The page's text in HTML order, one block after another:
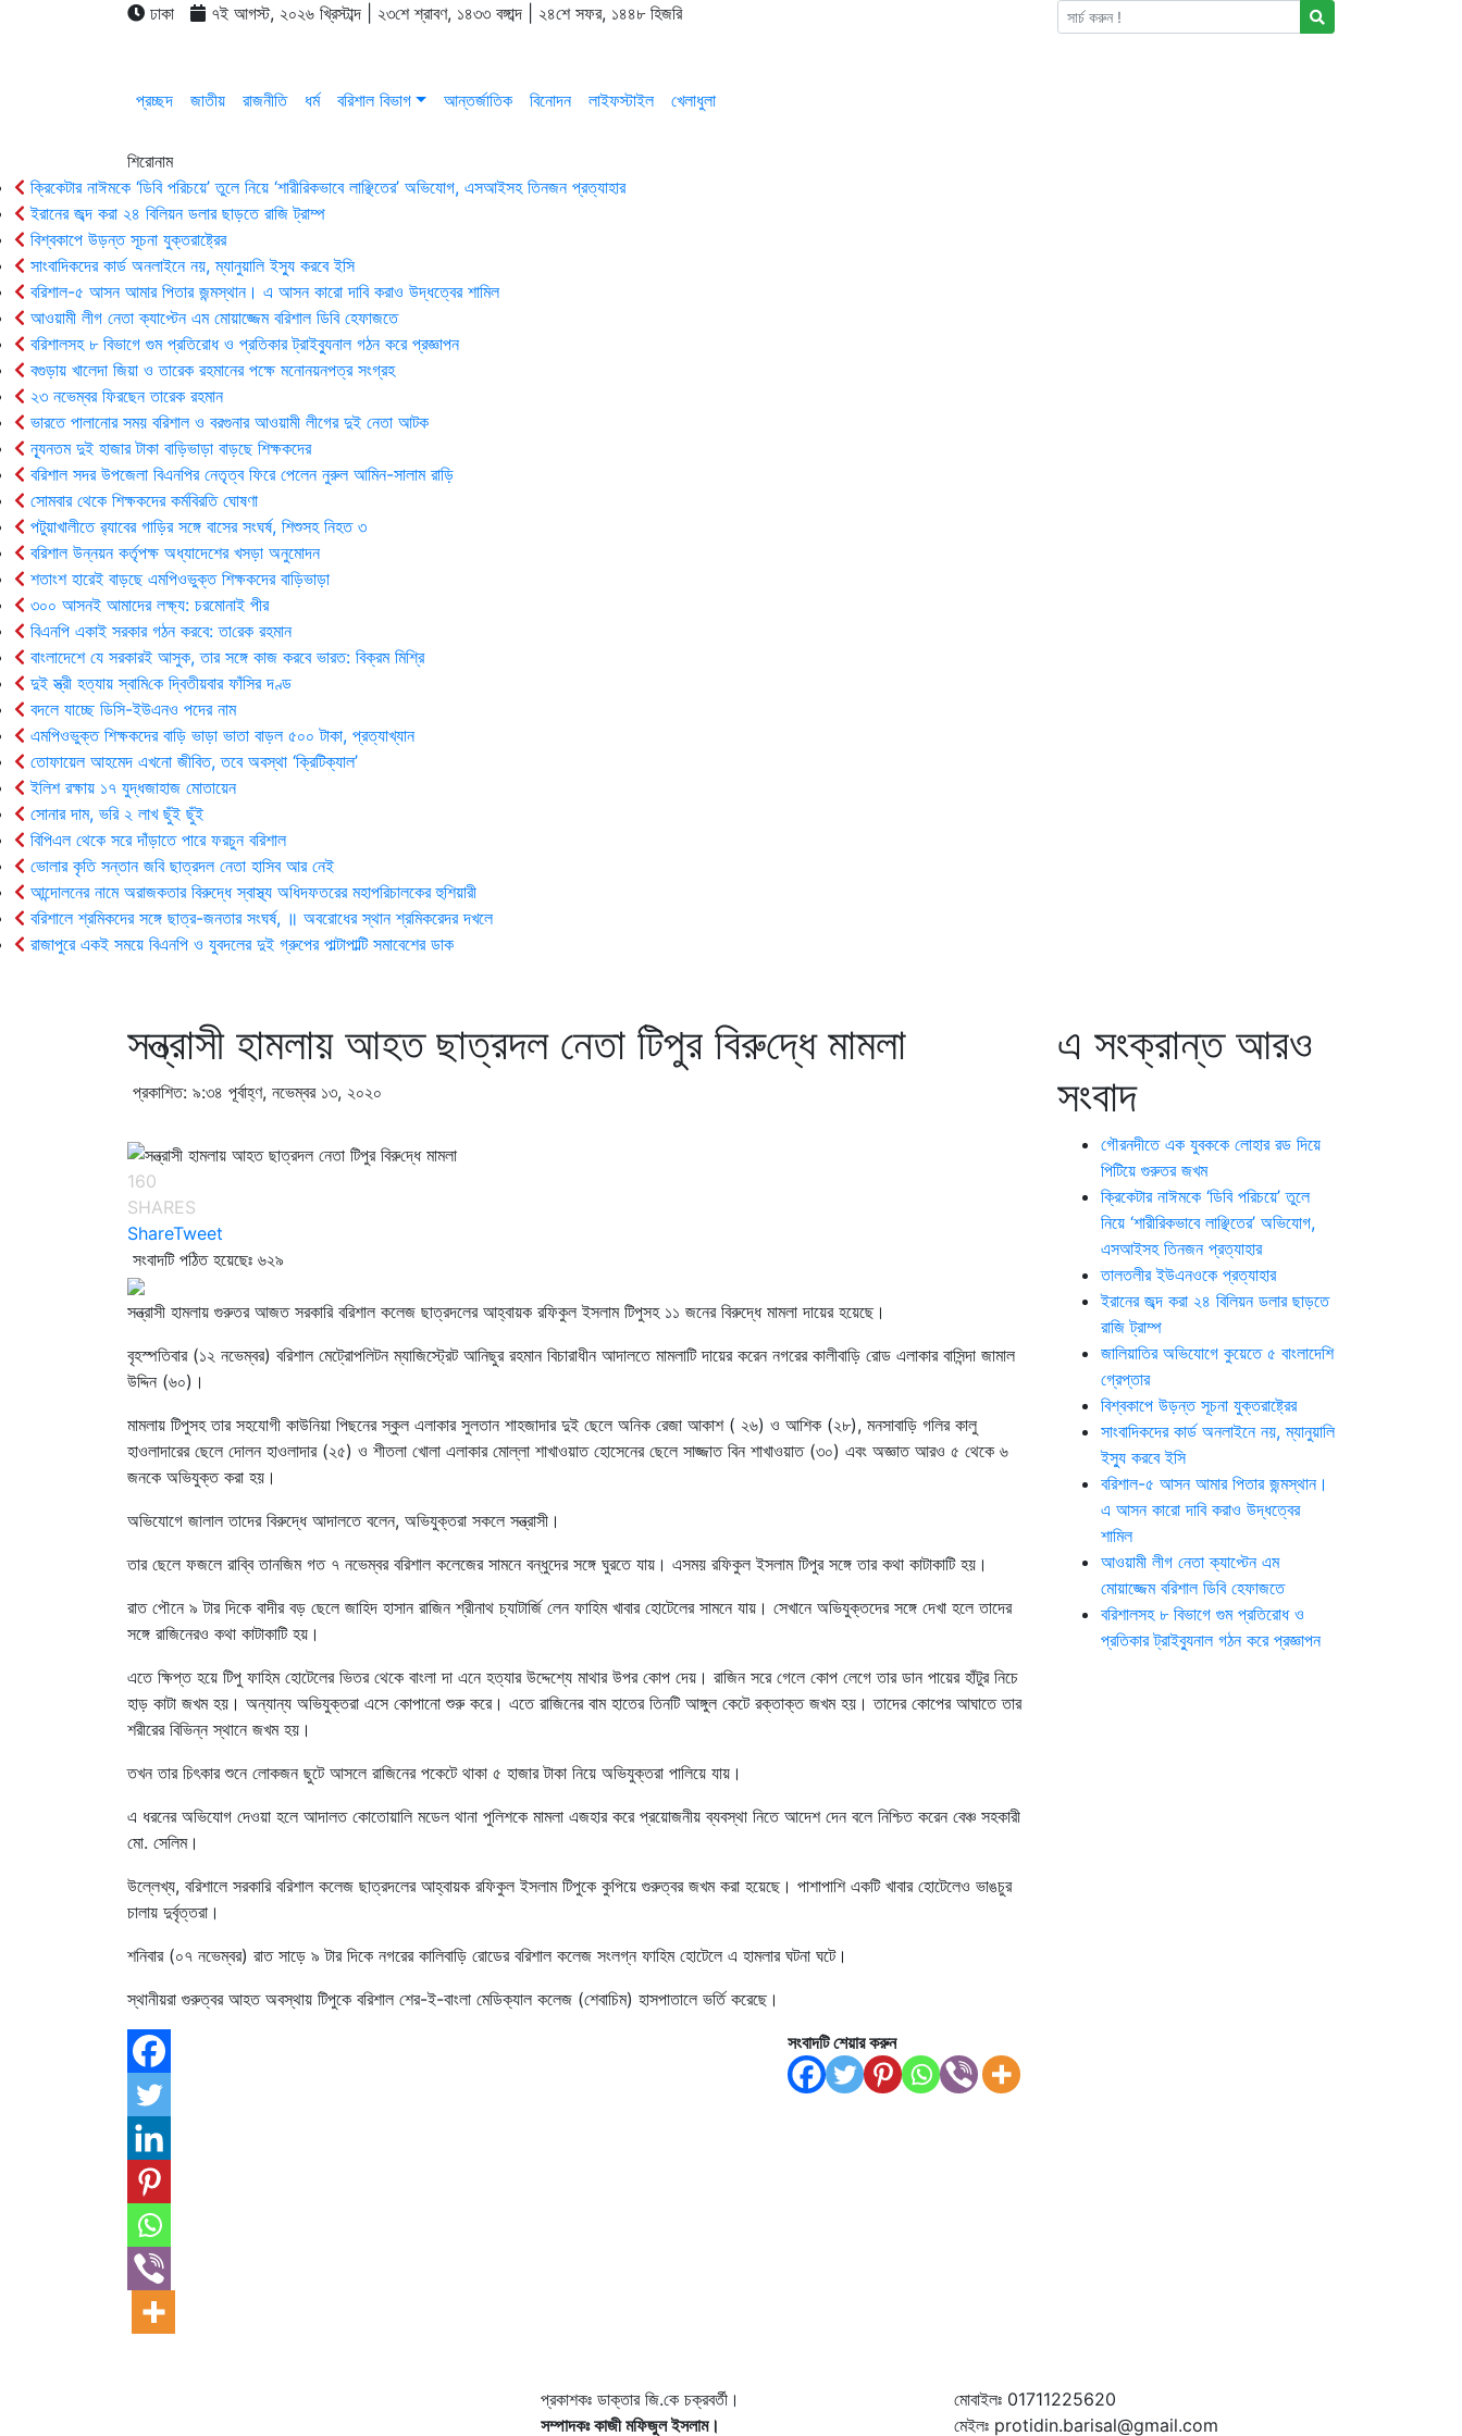
ঢাকা ৭ই আগস্ট, ২০২৬ খ্রিস্টাব্দ | ২৩শে শ্রাবণ, ১৪৩৩ বঙ্গাব্দ | ২৪শে সফর, ১৪৪৮ হিজরি
প্রচ্ছদ জাতীয় রাজনীতি ধর্ম বরিশাল বিভাগ আন্তর্জাতিক বিনোদন লাইফস্টাইল খেলাধুলা
শিরোনাম
ক্রিকেটার নাঈমকে ‘ডিবি পরিচয়ে’ তুলে নিয়ে ‘শারীরিকভাবে লাঞ্ছিতের’ অভিযোগ, এসআইসহ তিনজন প্রত্যাহার
ইরানের জব্দ করা ২৪ বিলিয়ন ডলার ছাড়তে রাজি ট্রাম্প
বিশ্বকাপে উড়ন্ত সূচনা যুক্তরাষ্ট্রের
সাংবাদিকদের কার্ড অনলাইনে নয়, ম্যানুয়ালি ইস্যু করবে ইসি
বরিশাল-৫ আসন আমার পিতার জন্মস্থান। এ আসন কারো দাবি করাও উদ্ধত্বের শামিল
আওয়ামী লীগ নেতা ক্যাপ্টেন এম মোয়াজ্জেম বরিশাল ডিবি হেফাজতে
বরিশালসহ ৮ বিভাগে গুম প্রতিরোধ ও প্রতিকার ট্রাইব্যুনাল গঠন করে প্রজ্ঞাপন
বগুড়ায় খালেদা জিয়া ও তারেক রহমানের পক্ষে মনোনয়নপত্র সংগ্রহ
২৩ নভেম্বর ফিরছেন তারেক রহমান
ভারতে পালানোর সময় ব‌রিশাল ও বরগুনার আওয়ামী লীগের দুই নেতা আটক
ন্যূনতম দুই হাজার টাকা বাড়িভাড়া বাড়ছে শিক্ষকদের
বরিশাল সদর উপজেলা বিএনপির নেতৃত্ব ফিরে পেলেন নুরুল আমিন-সালাম রাড়ি
সোমবার থেকে শিক্ষকদের কর্মবিরতি ঘোষণা
পটুয়াখালীতে র‍্যাবের গাড়ির সঙ্গে বাসের সংঘর্ষ, শিশুসহ নিহত ৩
বরিশাল উন্নয়ন কর্তৃপক্ষ অধ্যাদেশের খসড়া অনুমোদন
শতাংশ হারেই বাড়ছে এমপিওভুক্ত শিক্ষকদের বাড়িভাড়া
৩০০ আসনই আমাদের লক্ষ্য: চরমোনাই পীর
বিএনপি একাই সরকার গঠন করবে: তা‌রেক রহমান
বাংলাদেশে যে সরকারই আসুক, তার সঙ্গে কাজ করবে ভারত: বিক্রম মিশ্রি
দুই স্ত্রী হত্যায় স্বা‌মি‌কে দ্বিতীয়বার ফাঁসির দণ্ড
বদলে যাচ্ছে ডিসি-ইউএনও পদের নাম
এমপিওভুক্ত শিক্ষকদের বাড়ি ভাড়া ভাতা বাড়ল ৫০০ টাকা, প্রত্যাখ্যান
তোফায়েল আহমেদ এখনো জীবিত, তবে অবস্থা ‘ক্রিটিক্যাল’
ইলিশ রক্ষায় ১৭ যুদ্ধজাহাজ মোতায়েন
সোনার দাম, ভরি ২ লাখ ছুঁই ছুঁই
বিপিএল থেকে সরে দাঁড়াতে পারে ফরচুন বরিশাল
ভোলার কৃ‌তি সন্তান জবি ছাত্রদল নেতা হাসিব আর নেই
আন্দোলনের নামে অরাজকতার বিরুদ্ধে স্বাস্থ্য অধিদফতরের মহাপরিচালকের হুশিয়ারী
বরিশালে শ্রমিকদের সঙ্গে ছাত্র-জনতার সংঘর্ষ, ॥ অবরোধের স্থান শ্রমিকরেদর দখলে
রাজাপুরে একই সময়ে বিএনপি ও যুবদলের দুই গ্রুপের পাল্টাপাল্টি সমাবেশের ডাক
সন্ত্রাসী হামলায় আহত ছাত্রদল নেতা টিপুর বিরু‌দ্ধে মামলা
প্রকাশিত: ৯:৩৪ পূর্বাহ্ণ, নভেম্বর ১৩, ২০২০
160
SHARES
ShareTweet
সংবাদটি পঠিত হয়েছেঃ ৬২৯
সন্ত্রাসী হামলায় গুরুতর আজত সরকারি বরিশাল কলেজ ছাত্রদলের আহ্বায়ক র‌ফিকুল ইসলাম টিপুসহ ১১ জনের বিরুদ্ধে মামলা দায়ের হয়েছে।
বৃহস্পতিবার (১২ নভেম্বর) বরিশাল মেট্রোপলিটন ম্যাজিস্ট্রেট আনিছুর রহমান বিচারাধীন আদালতে মামলাটি দায়ের করেন নগরের কালীবাড়ি রোড এলাকার বাসিন্দা জামাল
উদ্দিন (৬০)।
মামলায় টিপুসহ তার সহযোগী কাউনিয়া পিছনের স্কুল এলাকার সুলতান শাহজাদার দুই ছেলে অনিক রেজা আকাশ ( ২৬) ও আশিক (২৮), মনসাবাড়ি গলির কালু
হাওলাদারের ছেলে দোলন হাওলাদার (২৫) ও শীতলা খোলা এলাকার মোল্লা শাখাওয়াত হোসেনের ছেলে সাজ্জাত বিন শাখাওয়াত (৩০) এবং অজ্ঞাত আরও ৫ থেকে ৬
জনকে অভিযুক্ত করা হয়।
অভিযোগে জালাল তাদের বিরুদ্ধে আদালতে বলেন, অভিযুক্তরা সকলে সন্ত্রাসী।
তার ছেলে ফজলে রাব্বি তানজিম গত ৭ নভেম্বর বরিশাল কলেজের সামনে বন্ধুদের সঙ্গে ঘুরতে যায়। এসময় রফিকুল ইসলাম টিপুর সঙ্গে তার কথা কাটাকাটি হয়।
রাত পৌনে ৯ টার দিকে বাদীর বড় ছেলে জাহিদ হাসান রাজিন শ্রীনাথ চ্যাটার্জি লেন ফাহিম খাবার হোটেলের সামনে যায়। সেখানে অভিযুক্তদের সঙ্গে দেখা হলে তাদের
সঙ্গে রাজিনেরও কথা কাটাকাটি হয়।
এতে ক্ষিপ্ত হয়ে টিপু ফাহিম হোটেলের ভিতর থেকে বাংলা দা এনে হত্যার উদ্দেশ্যে মাথার উপর কোপ দেয়। রাজিন সরে গেলে কোপ লেগে তার ডান পায়ের হাঁটুর নিচে
হাড় কাটা জখম হয়। অন্যান্য অভিযুক্তরা এসে কোপানো শুরু করে। এতে রাজিনের বাম হাতের তিনটি আঙ্গুল কেটে রক্তাক্ত জখম হয়। তাদের কোপের আঘাতে তার
শরীরের বিভিন্ন স্থানে জখম হয়।
তখন তার চিৎকার শুনে লোকজন ছুটে আসলে রাজিনের পকেটে থাকা ৫ হাজার টাকা নিয়ে অভিযুক্তরা পালিয়ে যায়।
এ ধরনের অভিযোগ দেওয়া হলে আদালত কোতোয়ালি মডেল থানা পুলিশকে মামলা এজহার করে প্রয়োজনীয় ব্যবস্থা নিতে আদেশ দেন বলে নিশ্চিত করেন বেঞ্চ সহকারী
মো. সেলিম।
উল্লেখ্য, বরিশালে সরকারি বরিশাল কলেজ ছাত্রদলের আহ্বায়ক রফিকুল ইসলাম টিপুকে কুপিয়ে গুরুত্বর জখম করা হয়েছে। পাশাপাশি একটি খাবার হোটেলেও ভাঙচুর
চালায় দুর্বৃত্তরা।
শনিবার (০৭ নভেম্বর) রাত সাড়ে ৯ টার দিকে নগরের কালিবাড়ি রোডের বরিশাল কলেজ সংলগ্ন ফাহিম হোটেলে এ হামলার ঘটনা ঘটে।
স্থানীয়রা গুরুত্বর আহত অবস্থায় টিপুকে বরিশাল শের-ই-বাংলা মেডিক্যাল কলেজ (শেবাচিম) হাসপাতালে ভর্তি করেছে।
সংবাদটি শেয়ার করুন
এ সংক্রান্ত আরও
সংবাদ
গৌরনদীতে এক যুবককে লোহার রড দিয়ে
পিটিয়ে গুরুতর জখম
ক্রিকেটার নাঈমকে ‘ডিবি পরিচয়ে’ তুলে
নিয়ে ‘শারীরিকভাবে লাঞ্ছিতের’ অভিযোগ,
এসআইসহ তিনজন প্রত্যাহার
তালতলীর ইউএনওকে প্রত্যাহার
ইরানের জব্দ করা ২৪ বিলিয়ন ডলার ছাড়তে
রাজি ট্রাম্প
জালিয়াতির অভিযোগে কুয়েতে ৫ বাংলাদেশি
গ্রেপ্তার
বিশ্বকাপে উড়ন্ত সূচনা যুক্তরাষ্ট্রের
সাংবাদিকদের কার্ড অনলাইনে নয়, ম্যানুয়ালি
ইস্যু করবে ইসি
বরিশাল-৫ আসন আমার পিতার জন্মস্থান।
এ আসন কারো দাবি করাও উদ্ধত্বের
শামিল
আওয়ামী লীগ নেতা ক্যাপ্টেন এম
মোয়াজ্জেম বরিশাল ডিবি হেফাজতে
বরিশালসহ ৮ বিভাগে গুম প্রতিরোধ ও
প্রতিকার ট্রাইব্যুনাল গঠন করে প্রজ্ঞাপন
প্রকাশকঃ ডাক্তার জি.কে চক্রবর্তী।
সম্পাদকঃ কাজী মফিজুল ইসলাম।
মোবাইলঃ 01711225620
মেইলঃ protidin.barisal@gmail.com